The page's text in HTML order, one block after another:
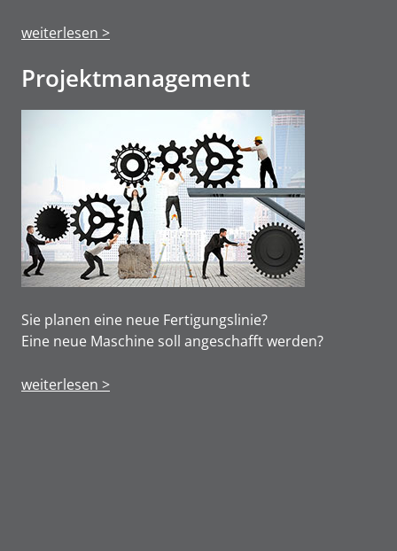
weiterlesen >
Projektmanage­ment
Sie planen eine neue Fertigungslinie?
Eine neue Maschine soll angeschafft werden?
weiterlesen >